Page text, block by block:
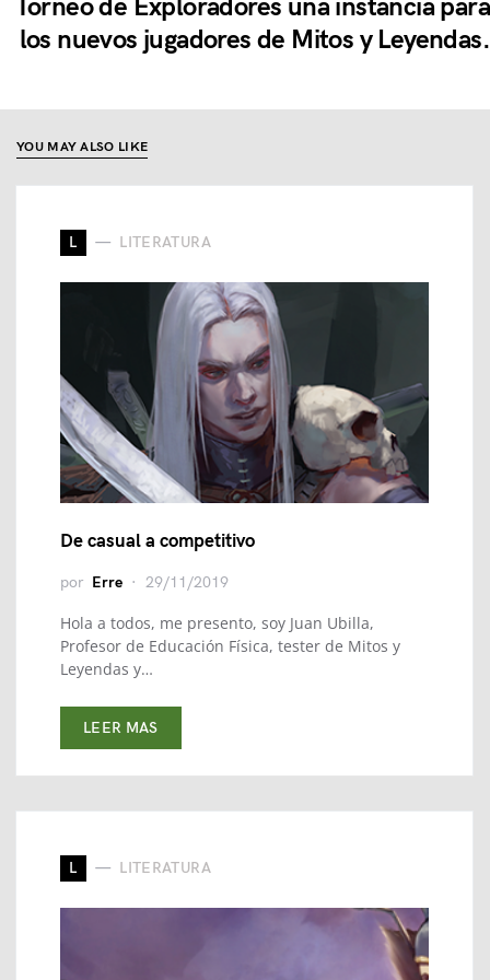
Torneo de Exploradores una instancia para
los nuevos jugadores de Mitos y Leyendas.
YOU MAY ALSO LIKE
L LITERATURA
De casual a competitivo
por Erre 29/11/2019
Hola a todos, me presento, soy Juan Ubilla,
Profesor de Educación Física, tester de Mitos y
Leyendas y…
LEER MAS
L LITERATURA